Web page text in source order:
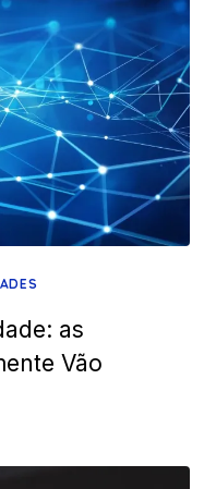
as
Vão